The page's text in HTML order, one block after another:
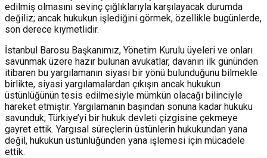
edilmiş olmasını sevinç çığlıklarıyla karşılayacak durumda
değiliz; ancak hukukun işlediğini görmek, özellikle bugünlerde,
son derece kıymetlidir.
İstanbul Barosu Başkanımız, Yönetim Kurulu üyeleri ve onları
savunmak üzere hazır bulunan avukatlar, davanın ilk gününden
itibaren bu yargılamanın siyasi bir yönü bulunduğunu bilmekle
birlikte, siyasi yargılamalardan çıkışın ancak hukukun
üstünlüğünün tesis edilmesiyle mümkün olacağı bilinciyle
hareket etmiştir. Yargılamanın başından sonuna kadar hukuku
savunduk; Türkiye’yi bir hukuk devleti çizgisine çekmeye
gayret ettik. Yargısal süreçlerin üstünlerin hukukundan yana
değil, hukukun üstünlüğünden yana işlemesi için mücadele
ettik.